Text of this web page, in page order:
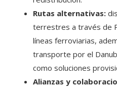
Rutas alternativas:
terrestres a través de
líneas ferroviarias,
transporte por el
como soluciones
Alianzas y